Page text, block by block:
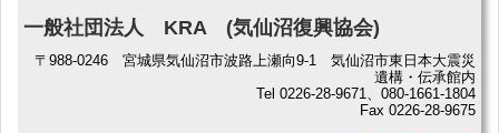
一般社団法人 KRA (気仙沼復興協会)
〒988-0246 宮城県気仙沼市波路上瀬向9-1 気仙沼市東日本大震災
遺構・伝承館内
Tel 0226-28-9671、080-1661-1804
Fax 0226-28-9675